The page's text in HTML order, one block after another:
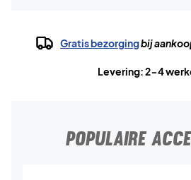
Gratis bezorgingbij
Levering: 2-4
POPULAIRE